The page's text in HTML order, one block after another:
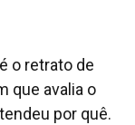
o retrato de
que avalia o
por quê.